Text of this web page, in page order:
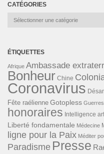
CATÉGORIES
Catégories
ÉTIQUETTES
Afrique Ambassade
Bonheur Chine
Coronavirus
Fête raélienne Gotopless
honoraires Intelligence
Liberté fondamentale Médecine
ligne pour la Paix Méditer
Paradisme Presse